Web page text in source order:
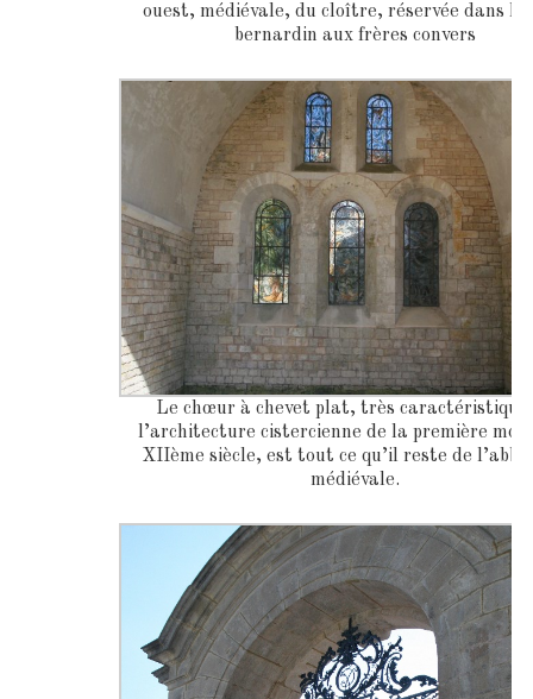
ouest, médiévale, du cloître, réservée dans le
bernardin aux frères convers
Le chœur à chevet plat, très caractéristique
l’architecture cistercienne de la première
XIIème siècle, est tout ce qu’il reste de
médiévale.